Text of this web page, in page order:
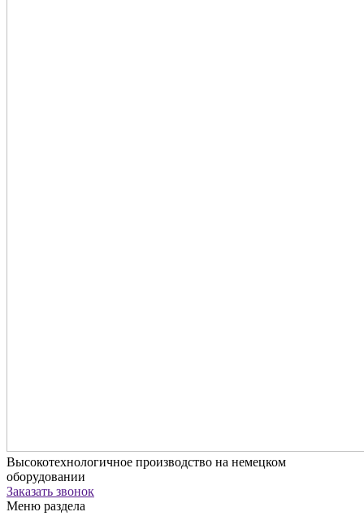
Высокотехнологичное производство на немецком
оборудовании
Заказать звонок
Меню раздела